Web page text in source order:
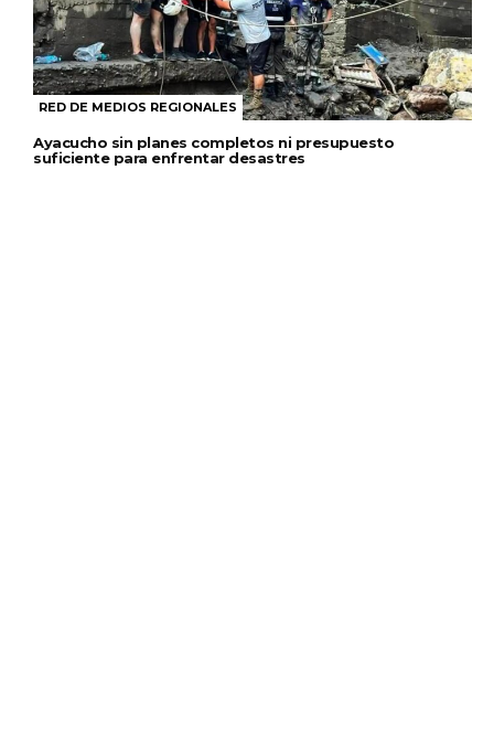
RED DE MEDIOS REGIONALES
Ayacucho sin planes completos ni presupuesto
suficiente para enfrentar desastres